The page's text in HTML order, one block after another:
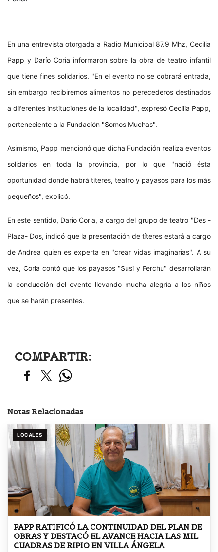
En una entrevista otorgada a Radio Municipal 87.9 Mhz, Cecilia
Papp y Darío Coria informaron sobre la obra de teatro infantil
que tiene fines solidarios. "En el evento no se cobrará entrada,
sin embargo recibiremos alimentos no perecederos destinados
a diferentes instituciones de la localidad", expresó Cecilia Papp,
perteneciente a la Fundación "Somos Muchas".
Asimismo, Papp mencionó que dicha Fundación realiza eventos
solidarios en toda la provincia, por lo que "nació ésta
oportunidad donde habrá títeres, teatro y payasos para los más
pequeños", explicó.
En este sentido, Dario Coria, a cargo del grupo de teatro "Des -
Plaza- Dos, indicó que la presentación de títeres estará a cargo
de Andrea quien es experta en "crear vidas imaginarias". A su
vez, Coria contó que los payasos "Susi y Ferchu" desarrollarán
la conducción del evento llevando mucha alegría a los niños
que se harán presentes.
COMPARTIR:
Notas Relacionadas
LOCALES
PAPP RATIFICÓ LA CONTINUIDAD DEL PLAN DE
OBRAS Y DESTACÓ EL AVANCE HACIA LAS MIL
CUADRAS DE RIPIO EN VILLA ÁNGELA